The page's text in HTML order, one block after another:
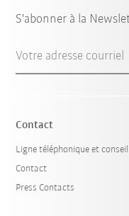
S'abonner à la
Votre adresse courriel
Contact
Ligne téléphonique et
Contact
Press Contacts